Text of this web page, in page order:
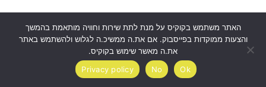
בזכותה גדלתי תוך שנה ל-20,000
עוקבים יש תמיד לאן לפנות לקבל
תשובות! מומלצת בחום!
האתר משתמש בקוקיס על מנת לתת שירות וחוויה מותאמת בהמשך
והצעות ממוקדות בפייסבוק. אם את.ה ממשיכ.ה לגלוש ולהשתמש באתר
את.ה מאשר שימוש בקוקיס.
Ok
No
Privacy policy